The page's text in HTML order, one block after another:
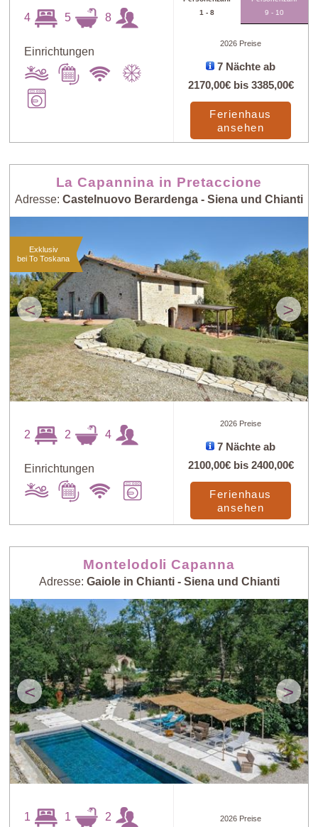
4 5 8
Einrichtungen
1 - 8
9 - 10
2026 Preise
7 Nächte ab
2170,00€bis 3385,00€
Ferienhaus
ansehen
La Capannina in Pretaccione
Adresse: Castelnuovo Berardenga - Siena und Chianti
< >
Exklusiv
bei To Toskana
2 2 4
Einrichtungen
2026 Preise
7 Nächte ab
2100,00€bis 2400,00€
Ferienhaus
ansehen
Montelodoli Capanna
Adresse: Gaiole in Chianti - Siena und Chianti
< >
1 1 2 2026 Preise